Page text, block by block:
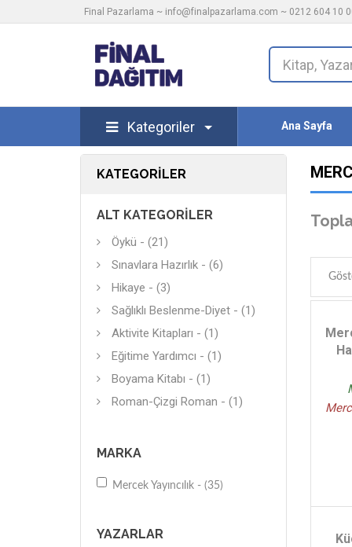
Final Pazarlama ~ info@finalpazarlama.com ~ 0212 604 10
Kategoriler Ana Sayfa
KATEGORILER
ALT KATEGORILER
Öykü - (21)
Sınavlara Hazırlık - (6)
Hikaye - (3)
Sağlıklı Beslenme-Diyet - (1)
Aktivite Kitapları - (1)
Eğitime Yardımcı - (1)
Boyama Kitabı - (1)
Roman-Çizgi Roman - (1)
MARKA
Mercek Yayıncılık - (35)
YAZARLAR